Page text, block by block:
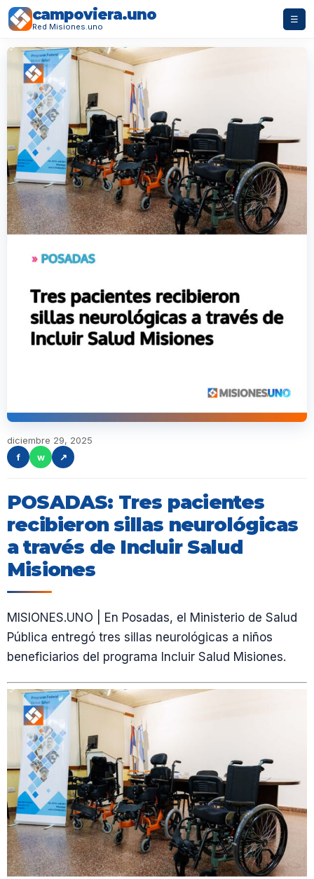
campoviera.uno
Red Misiones.uno
☰
diciembre 29, 2025
f
w ↗
POSADAS: Tres pacientes
recibieron sillas neurológicas
a través de Incluir Salud
Misiones
MISIONES.UNO | En Posadas, el Ministerio de Salud
Pública entregó tres sillas neurológicas a niños
beneficiarios del programa Incluir Salud Misiones.